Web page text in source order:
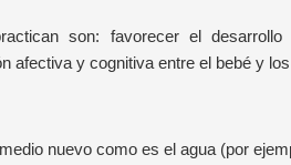
son: favorecer el desarrollo
afectiva y cognitiva entre el bebé y
nuevo como es el agua (por